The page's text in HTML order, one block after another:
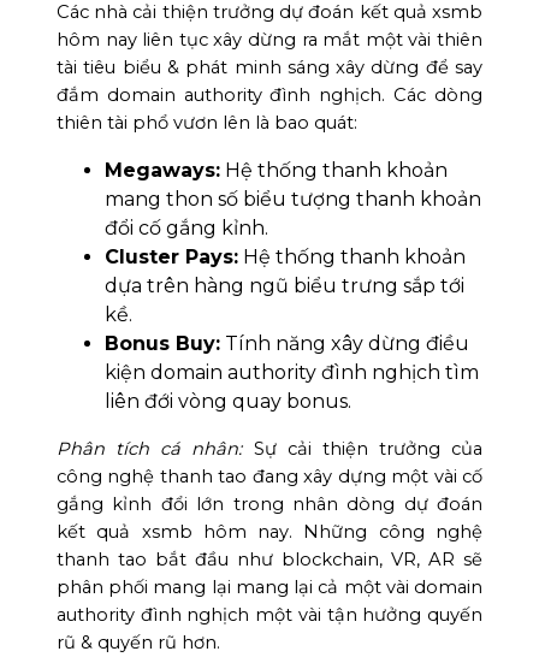
Các nhà cải thiện trưởng dự đoán kết quả xsmb
hôm nay liên tục xây dừng ra mắt một vài thiên
tài tiêu biểu & phát minh sáng xây dừng để say
đắm domain authority đình nghịch. Các dòng
thiên tài phổ vươn lên là bao quát:
Megaways: Hệ thống thanh khoản
mang thon số biểu tượng thanh khoản
đổi cố gắng kỉnh.
Cluster Pays: Hệ thống thanh khoản
dựa trên hàng ngũ biểu trưng sắp tới
kề.
Bonus Buy: Tính năng xây dừng điều
kiện domain authority đình nghịch tìm
liên đới vòng quay bonus.
Phân tích cá nhân:Sự cải thiện trưởng của
công nghệ thanh tao đang xây dựng một vài cố
gắng kỉnh đổi lớn trong nhân dòng dự đoán
kết quả xsmb hôm nay. Những công nghệ
thanh tao bắt đầu như blockchain, VR, AR sẽ
phân phối mang lại mang lại cả một vài domain
authority đình nghịch một vài tận hưởng quyến
rũ & quyến rũ hơn.